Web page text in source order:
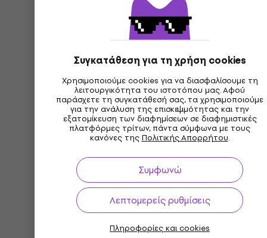
Συγκατάθεση για τη χρήση cookies
Χρησιμοποιούμε cookies για να διασφαλίσουμε τη
λειτουργικότητα του ιστοτόπου μας. Αφού
παράσχετε τη συγκατάθεσή σας, τα χρησιμοποιούμε
για την ανάλυση της επισκεψιμότητας και την
εξατομίκευση των διαφημίσεων σε διαφημιστικές
πλατφόρμες τρίτων, πάντα σύμφωνα με τους
κανόνες τηςΠολιτικής Απορρήτου.
Συμφωνώ
Λεπτομερείς ρυθμίσεις
Πληροφορίες και cookies